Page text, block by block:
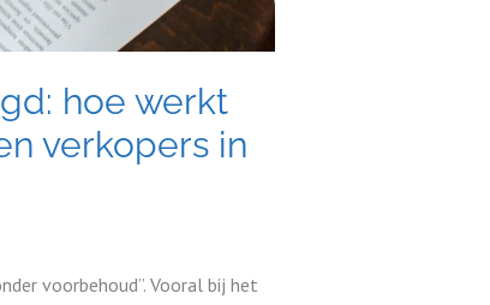
hoe werkt
verkopers in
voorbehoud”. Vooral bij het